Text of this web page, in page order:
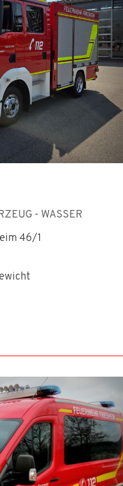
- WASSER
46/1